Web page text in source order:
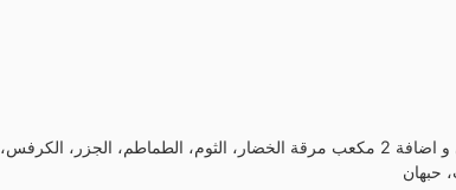
في وعاء نسكب الماء المغلي و اضافة 2 مكعب مرقة الخضار، الثوم، الطماطم، الجزر، الكرفس،
حبهان